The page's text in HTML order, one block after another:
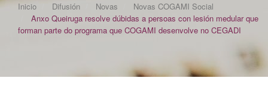
Inicio Difusión Novas
Novas COGAMI Social
Anxo Queiruga resolve dúbidas a persoas con lesión medular que
forman parte do programa que COGAMI desenvolve no CEGADI